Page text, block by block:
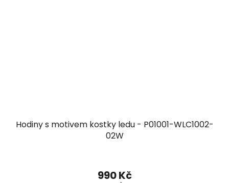
Hodiny s motivem kostky ledu - P01001-WLC1002-
02W
990 Kč